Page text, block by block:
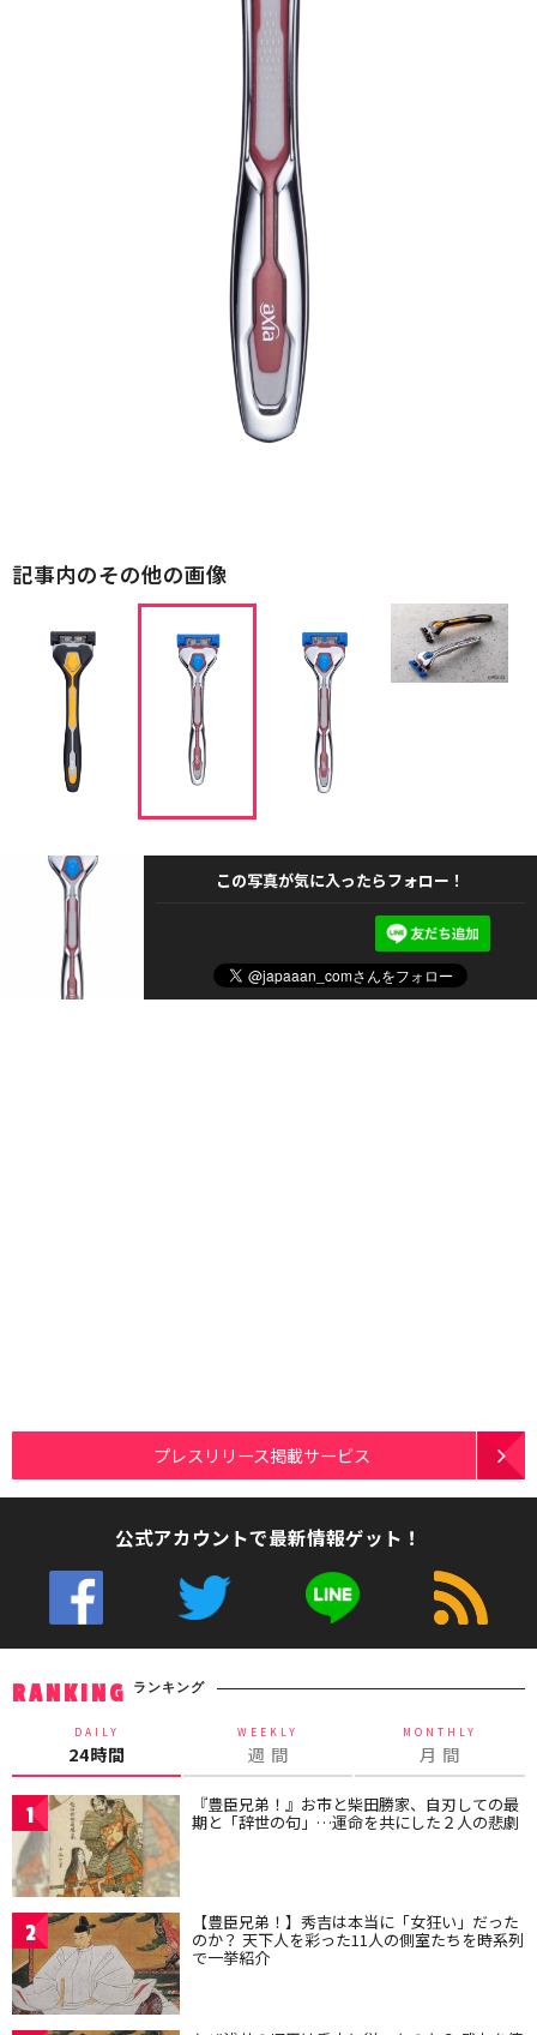
記事内のその他の画像
この写真が気に入ったらフォロー！
プレスリリース掲載サービス
公式アカウントで最新情報ゲット！
RANKING ランキング
DAILY
24時間
WEEKLY
週 間
MONTHLY
月 間
1 『豊臣兄弟！』お市と柴田勝家、自刃しての最
期と「辞世の句」…運命を共にした２人の悲劇
2 【豊臣兄弟！】秀吉は本当に「女狂い」だった
のか？ 天下人を彩った11人の側室たちを時系列
で一挙紹介